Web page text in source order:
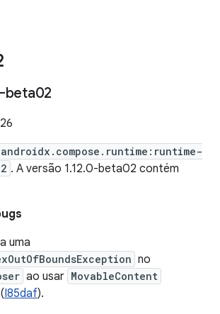
beta02
androidx.compose.runtime:runtime-
. A versão 1.12.0-beta02 contém
uma
no
ao usar MovableContent
I85daf).